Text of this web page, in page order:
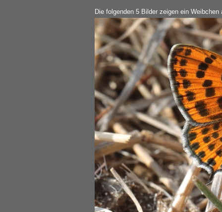
Die folgenden 5 Bilder zeigen ein